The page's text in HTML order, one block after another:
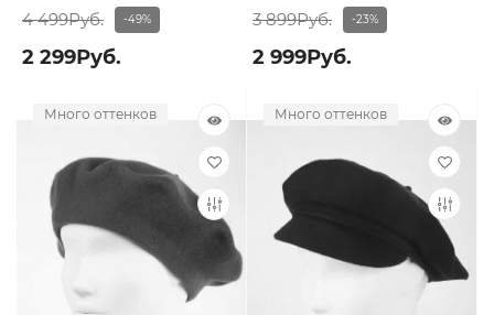
4 499Руб. -49%
2 299Руб.
3 899Руб. -23%
2 999Руб.
Много оттенков Много оттенков